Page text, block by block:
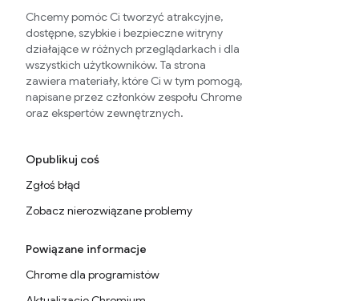
Chcemy pomóc Ci tworzyć atrakcyjne,
dostępne, szybkie i bezpieczne witryny
działające w różnych przeglądarkach i dla
wszystkich użytkowników. Ta strona
zawiera materiały, które Ci w tym pomogą,
napisane przez członków zespołu Chrome
oraz ekspertów zewnętrznych.
Opublikuj coś
Zgłoś błąd
Zobacz nierozwiązane problemy
Powiązane informacje
Chrome dla programistów